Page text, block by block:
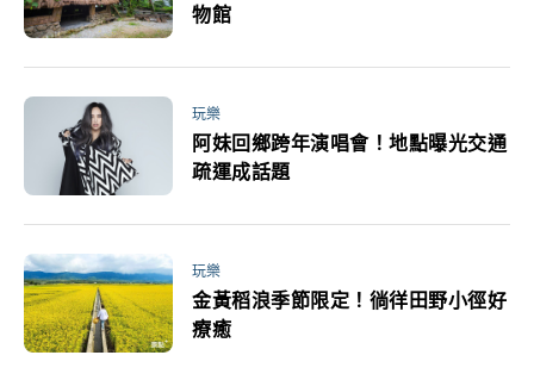
物館
玩樂
阿妹回鄉跨年演唱會！地點曝光交通
疏運成話題
玩樂
金黃稻浪季節限定！徜徉田野小徑好
療癒